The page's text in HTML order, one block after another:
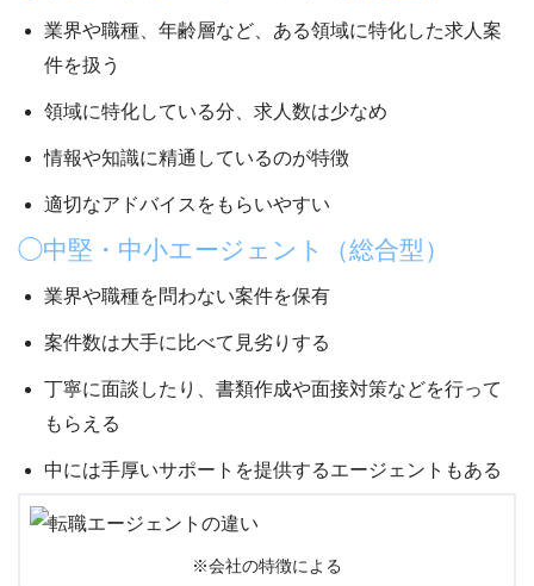
業界や職種、年齢層など、 ある領域に特化した求人案
件を扱う
領域に特化している分、求人数は少なめ
情報や知識に精通しているのが特徴
適切なアドバイスをもらいやすい
◯中堅・中小エージェント（総合型）
業界や職種を問わない案件を保有
案件数は大手に比べて見劣りする
丁寧に面談したり、書類作成や面接対策などを行って
もらえる
中には手厚いサポートを提供するエージェントもある
※会社の特徴による